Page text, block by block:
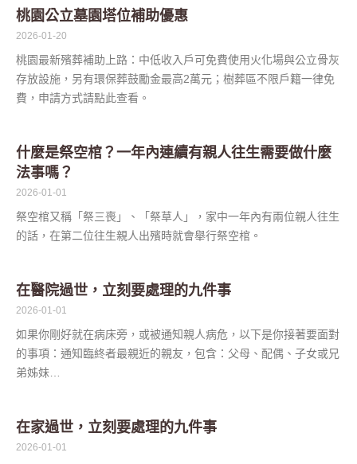
桃園公立墓園塔位補助優惠
2026-01-20
桃園最新殯葬補助上路：中低收入戶可免費使用火化場與公立骨灰
存放設施，另有環保葬鼓勵金最高2萬元；樹葬區不限戶籍一律免
費，申請方式請點此查看。
什麼是祭空棺？一年內連續有親人往生需要做什麼
法事嗎？
2026-01-01
祭空棺又稱「祭三喪」、「祭草人」，家中一年內有兩位親人往生
的話，在第二位往生親人出殯時就會舉行祭空棺。
在醫院過世，立刻要處理的九件事
2026-01-01
如果你剛好就在病床旁，或被通知親人病危，以下是你接著要面對
的事項：通知臨終者最親近的親友，包含：父母、配偶、子女或兄
弟姊妹…
在家過世，立刻要處理的九件事
2026-01-01